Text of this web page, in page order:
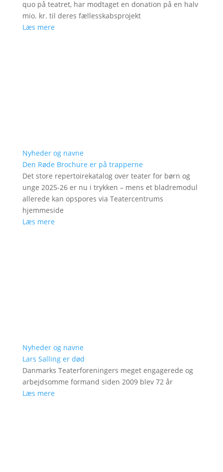
quo på teatret, har modtaget en donation på en halv
mio. kr. til deres fællesskabsprojekt
Læs mere
Nyheder og navne
Den Røde Brochure er på trapperne
Det store repertoirekatalog over teater for børn og
unge 2025-26 er nu i trykken – mens et bladremodul
allerede kan opspores via Teatercentrums
hjemmeside
Læs mere
Nyheder og navne
Lars Salling er død
Danmarks Teaterforeningers meget engagerede og
arbejdsomme formand siden 2009 blev 72 år
Læs mere